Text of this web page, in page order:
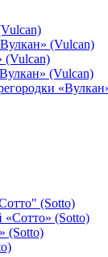
(Vulcan)
(Vulcan)
(Vulcan)
(Sotto)
(Sotto)
(Sotto)